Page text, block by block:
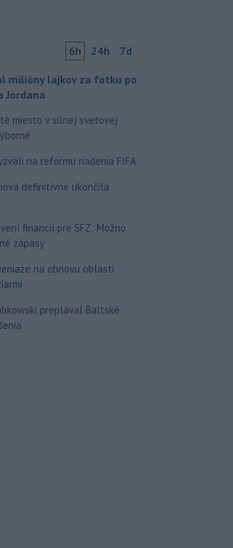
6h 24h 7d
milióny lajkov za fotku po
Jordana
miesto v silnej svetovej
na reformu riadenia FIFA
definitívne ukončila
financií pre SFZ: Možno
zápasy
na obnovu oblasti
preplával Baltské